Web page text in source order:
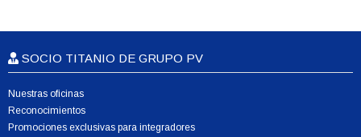
SOCIO TITANIO DE GRUPO PV
Nuestras oficinas
Reconocimientos
Promociones exclusivas para integradores